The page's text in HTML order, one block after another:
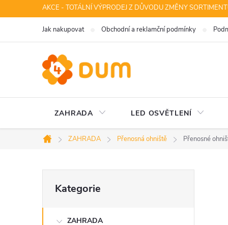
na
AKCE - TOTÁLNÍ VÝPRODEJ Z DŮVODU ZMĚNY
Jak nakupovat Obchodní a reklamční podmínky
ZAHRADA LED OSVĚTLENÍ
Domů
ZAHRADA Přenosná ohniště Přenosné
o
kategorie
Kategorie
ZAHRADA